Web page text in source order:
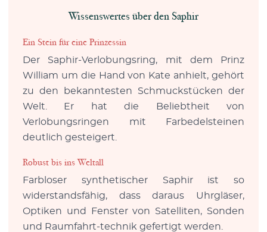
Wissenswertes über den Saphir
Ein Stein für eine Prinzessin
Der Saphir-Verlobungsring, mit dem Prinz
William um die Hand von Kate anhielt, gehört
zu den bekanntesten Schmuckstücken der
Welt. Er hat die Beliebtheit von
Verlobungsringen mit Farbedelsteinen
deutlich gesteigert.
Robust bis ins Weltall
Farbloser synthetischer Saphir ist so
widerstandsfähig, dass daraus Uhrgläser,
Optiken und Fenster von Satelliten, Sonden
und Raumfahrt-technik gefertigt werden.